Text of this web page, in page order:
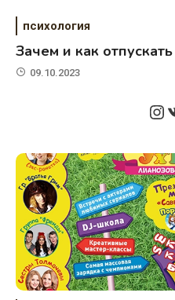
психология
Зачем и как
09.10.2023